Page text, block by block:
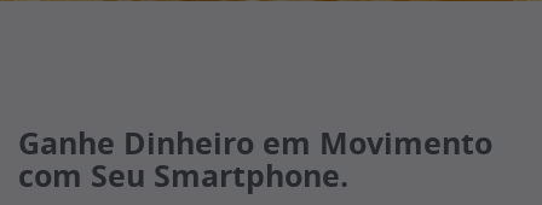
Ganhe Dinheiro em Movimento
com Seu Smartphone.